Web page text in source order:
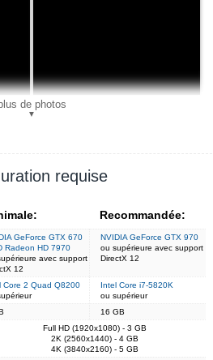
de photos
▼
requise
Recommandée:
GeForce GTX 670
Radeon HD 7970
avec support
12
NVIDIA GeForce GTX 970
ou supérieure avec support
DirectX 12
Core 2 Quad Q8200
Intel Core i7-5820K
ou supérieur
16 GB
Full HD (1920x1080) - 3 GB
2K (2560x1440) - 4 GB
4K (3840x2160) - 5 GB